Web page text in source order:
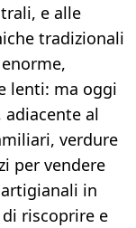
e alle
tradizionali
lenti: ma oggi
al
verdure
per vendere
in
di riscoprire e